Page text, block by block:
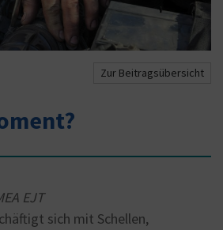
Zur Beitragsübersicht
EJT
sich mit Schellen,